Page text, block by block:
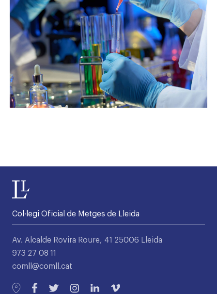
Col·legi Oficial de Metges de Lleida
Av. Alcalde Rovira Roure, 41 25006 Lleida
973 27 08 11
comll@comll.cat